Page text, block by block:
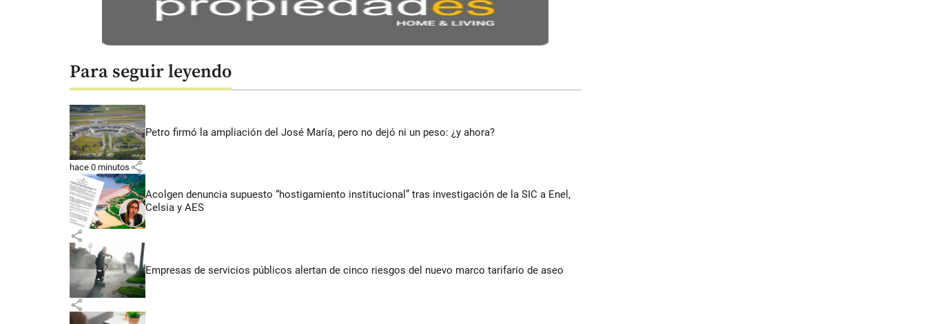
Para seguir leyendo
Petro firmó la ampliación del José María, pero no dejó ni un peso: ¿y ahora?
hace 0 minutos share
Acolgen denuncia supuesto “hostigamiento institucional” tras investigación de la SIC a Enel,
Celsia y AES
share
Empresas de servicios públicos alertan de cinco riesgos del nuevo marco tarifario de aseo
share